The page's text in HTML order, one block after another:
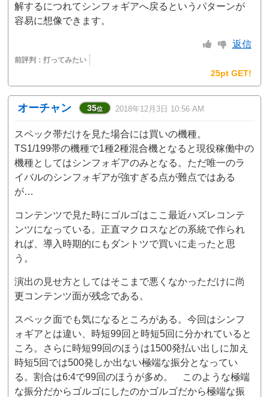
解するにつれてシンフォギアへ戻るというパターンが
容易に想像できます。
返信
前評判：打ってみたい
25pt GET!
オーチャン 35位 2018年12月3日 10:56 AM
スペック帯だけを見た場合には買いの機種。
TS1/199帯の機種で1種2種混合機となると現役稼働中の
機種としてはシンフォギアのみとなる。ただ唯一のラ
イバルのシンフォギアが強すぎる点が難点ではある
が…
コンテンツで見た時にゴルゴはここ最近ハズレコンテ
ンツになっている。正直マクロスなどの系統で作られ
れば、導入時期的にもダントツで買いに走ったと思
う。
演出の見せ方としてはそこまで悪くなかっただけに尚
更コンテンツ面が残念である。
スペック面でも気になるところがある。今回はシンフ
ォギアとは違い、時短99回と時短5回に分かれていると
ころ。さらに時短99回のほうは1500発払い出しに加え
時短5回では500発しか出ない極端な振分となってい
る。割合は6:4で99回のほうが多め。 このような極端
な振分だからゴルゴにしたのかゴルゴだから極端な振